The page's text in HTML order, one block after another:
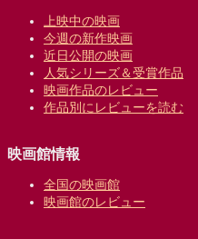
上映中の映画
今週の新作映画
近日公開の映画
人気シリーズ＆受賞作品
映画作品のレビュー
作品別にレビューを読む
映画館情報
全国の映画館
映画館のレビュー